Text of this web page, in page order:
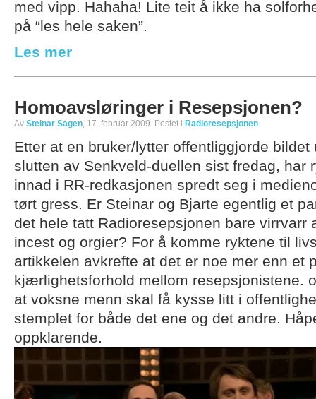
med vipp. Hahaha! Lite teit å ikke ha
på “les hele saken”.
Les mer
Homoavsløringer i Resepsjonen?
Av Steinar Sagen, 17. februar 2009. Postet i Radioresepsjonen
Etter at en bruker/lytter offentliggjorde bildet
slutten av Senkveld-duellen sist fredag, har
innad i RR-redkasjonen spredt seg i
tørt gress. Er Steinar og Bjarte egentlig et
det hele tatt Radioresepsjonen bare virrvarr
incest og orgier? For å komme ryktene til
artikkelen avkrefte at det er noe mer enn et
kjærlighetsforhold mellom resepsjonistene.
at voksne menn skal få kysse litt i
stemplet for både det ene og det andre.
oppklarende.